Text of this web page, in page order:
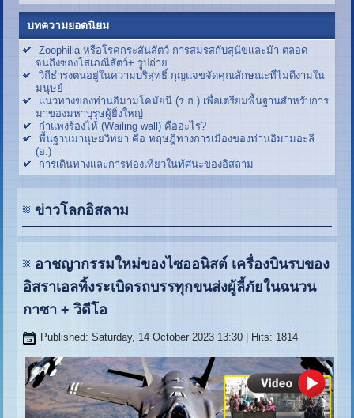
บทความยอดนิยม
Zoophilia หรือโรคกระสันสัตว์ การสมรสกับสุนัขและม้า ตลอด
จนถึงซ่องโสเภณีสัตว์+ รูปถ่าย
วิถีธำรงตนอยู่ในความบริสุทธิ์ กุญแจขจัดคุณลักษณะที่ไม่ดีงามใน
มนุษย์
แนวทางของท่านอิมามโคมัยนี (ร.ฮ.) เพื่อเตรียมพื้นฐานสำหรับการ
มาของมหาบุรุษผู้ยิ่งใหญ่
กำแพงร้องไห้ (Wailing wall) คืออะไร?
พื้นฐานมานุษยวิทยา คือ ทฤษฎีทางการเมืองของท่านอิมามอะลี
(อ.)
การเดินทางและการท่องเที่ยวในทัศนะของอิสลาม
ข่าวโลกอิสลาม
อาชญากรรมใหม่ของไซออนิสต์ เครื่องบินรบของ
อิสราเอลทิ้งระเบิดรถบรรทุกขนส่งผู้ลี้ภัยในฉนวน
กาซา + วิดีโอ
Published: Saturday, 14 October 2023 13:30 | Hits: 1814